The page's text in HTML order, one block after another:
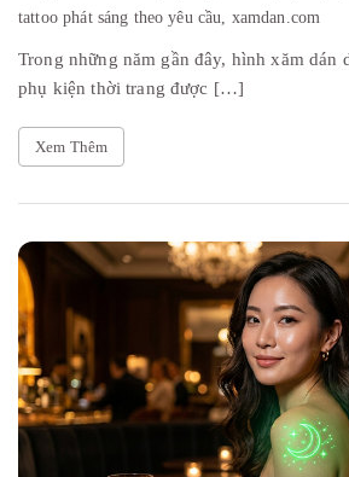
tattoo phát sáng theo yêu cầu, xamdan.com
Trong những năm gần đây, hình xăm dán
phụ kiện thời trang được […]
Xem Thêm